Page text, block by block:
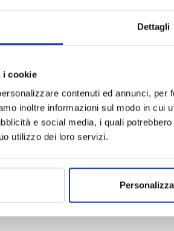
Dettagli
i cookie
contenuti ed annunci,
inoltre informazioni sul modo in cui
e social media, i quali
utilizzo dei loro servizi.
Personalizza
recente chiuso il suo settimo fondo com
quindi l’occasione giusta per
Milano Finanza si aggirerebbe sui 50
in Italia attraverso Pramerica sgr,
(riproduzione riservata)